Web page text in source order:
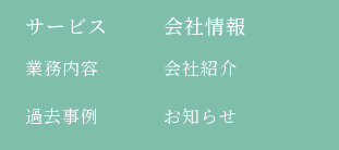
サービス
業務内容
過去事例
会社情報
会社紹介
お知らせ